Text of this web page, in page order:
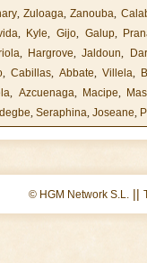
,Zuloaga,Zanouba,
, Kyle,Gijo, Galup,
, Hargrove,Jaldoun,
, Cabillas, Abbate, Villela,
, Azcuenaga, Macipe,
, Seraphina, Joseane,
© HGM Network S.L. ||